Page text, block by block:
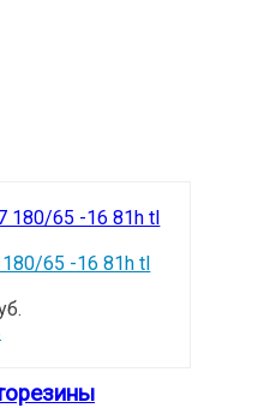
65 -16 81h tl